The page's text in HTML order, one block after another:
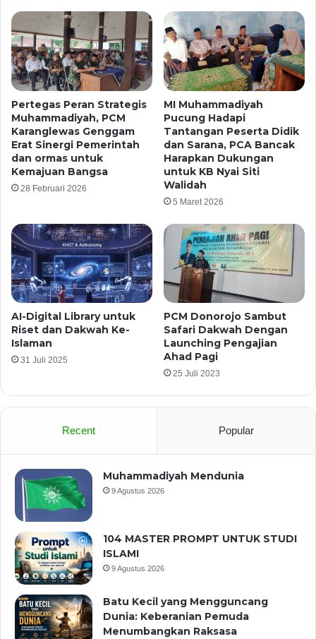
Pertegas Peran Strategis
Muhammadiyah, PCM
Karanglewas Genggam
Erat Sinergi Pemerintah
dan ormas untuk
Kemajuan Bangsa
28 Februari 2026
MI Muhammadiyah
Pucung Hadapi
Tantangan Peserta Didik
dan Sarana, PCA Bancak
Harapkan Dukungan
untuk KB Nyai Siti
Walidah
5 Maret 2026
AI-Digital Library untuk
Riset dan Dakwah Ke-
Islaman
31 Juli 2025
PCM Donorojo Sambut
Safari Dakwah Dengan
Launching Pengajian
Ahad Pagi
25 Juli 2023
Recent Popular
Muhammadiyah Mendunia
9 Agustus 2026
104 MASTER PROMPT UNTUK STUDI
ISLAMI
9 Agustus 2026
Batu Kecil yang Mengguncang
Dunia: Keberanian Pemuda
Menumbangkan Raksasa